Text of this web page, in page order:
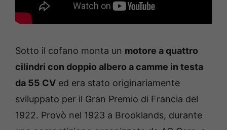
Sotto il cofano monta un motore a quattro
cilindri con doppio albero a camme in testa
da 55 CV ed era stato originariamente
sviluppato per il Gran Premio di Francia del
1922. Provò nel 1923 a Brooklands, durante